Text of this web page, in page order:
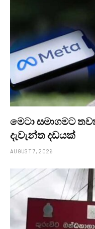
මෙටා සමාගමට
දැවැන්ත දඩයක්
AUGUST 7, 2026